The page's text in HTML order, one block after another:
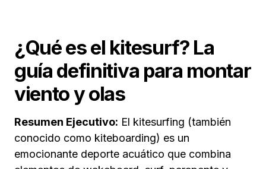
¿Qué es el kitesurf? La
guía definitiva para montar
viento y olas
Resumen Ejecutivo: El kitesurfing (también
conocido como kiteboarding) es un
emocionante deporte acuático que combina